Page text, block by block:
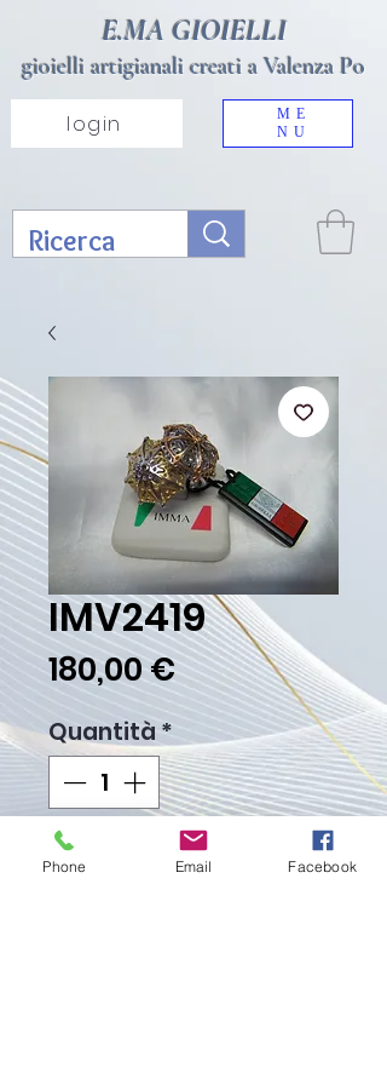
ME
NU
E.MA GIOIELLI
gioielli artigianali creati a Valenza Po
login
IMV2419
180,00 €Prezzo
Quantità *
Aggiungi al carrello
Phone Email Facebook